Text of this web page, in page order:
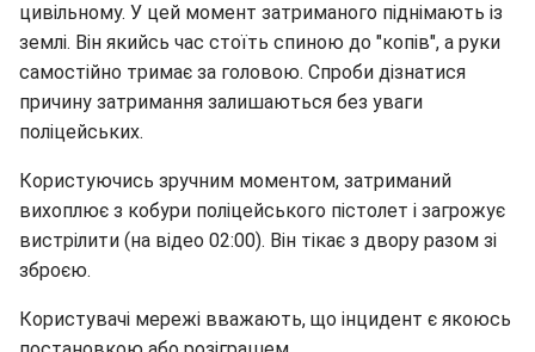
цивільному. У цей момент затриманого піднімають із
землі. Він якийсь час стоїть спиною до "копів", а руки
самостійно тримає за головою. Спроби дізнатися
причину затримання залишаються без уваги
поліцейських.
Користуючись зручним моментом, затриманий
вихоплює з кобури поліцейського пістолет і загрожує
вистрілити (на відео 02:00). Він тікає з двору разом зі
зброєю.
Користувачі мережі вважають, що інцидент є якоюсь